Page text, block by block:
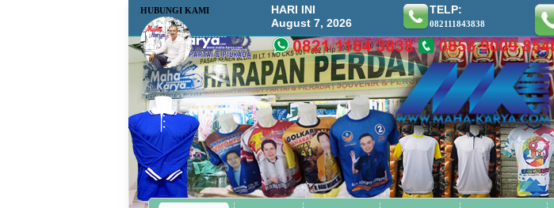
HUBUNGI KAMI
HARI INI
August 7, 2026
TELP:
082111843838